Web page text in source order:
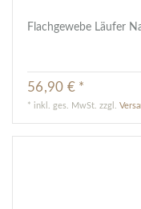
Flachgewebe Läufer
56,90 € *
* inkl. ges. MwSt. zzgl.